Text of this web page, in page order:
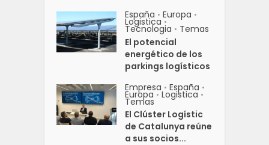
España • Europa •
Logistica •
Tecnologia • Temas
El potencial
energético de los
parkings logísticos
Empresa • España •
Europa • Logistica •
Temas
El Clúster Logístic
de Catalunya reúne
a sus socios...